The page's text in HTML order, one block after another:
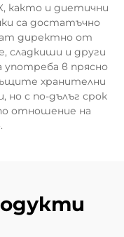
както и диетични
са достатъчно
директно от
сладкиши и други
употреба в прясно
хранителни
но с по-дълъг срок
отношение на